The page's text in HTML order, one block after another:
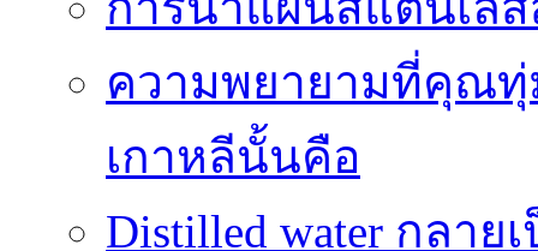
ความพยายามที่คุณทุ่
เกาหลีนั้นคือ
Distilled water กลา